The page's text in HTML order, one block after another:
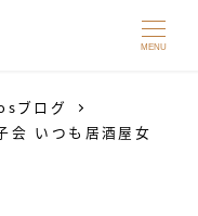
MENU
ブログ
会 いつも居酒屋女